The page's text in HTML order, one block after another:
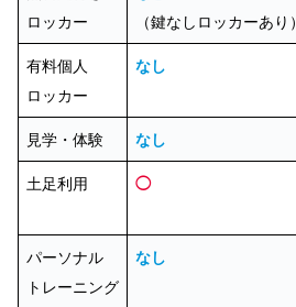
ロッカー
（鍵なしロッカーあり）
有料個人
ロッカー
なし
見学・体験 なし
土足利用 ◯
パーソナル
トレーニング
なし